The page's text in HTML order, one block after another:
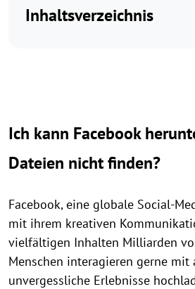
Inhaltsverzeichnis
Ich kann Facebook
Dateien nicht finden?
Facebook, eine globale Social-
mit ihrem kreativen
vielfältigen Inhalten Milliarden
Menschen interagieren gerne mit
unvergessliche Erlebnisse